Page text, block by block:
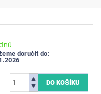
doručit do: